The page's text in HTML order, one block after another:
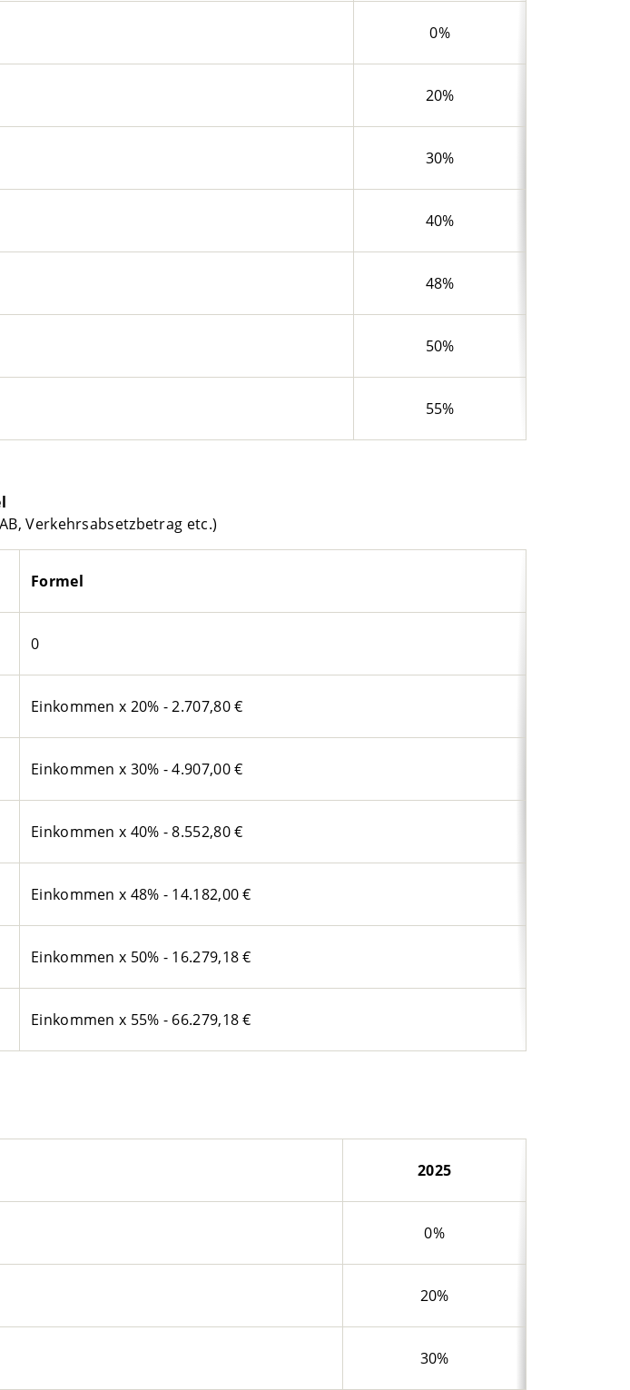
0%
20%
30%
40%
48%
50%
55%
Verkehrsabsetzbetrag etc.)
Formel
0
Einkommen x 20% - 2.707,80 €
Einkommen x 30% - 4.907,00 €
Einkommen x 40% - 8.552,80 €
Einkommen x 48% - 14.182,00 €
Einkommen x 50% - 16.279,18 €
Einkommen x 55% - 66.279,18 €
2025
0%
20%
30%